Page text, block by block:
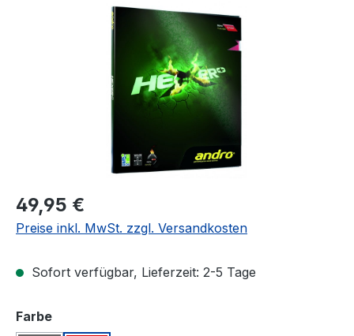
Regulärer Preis:
49,95 €
Preise inkl. MwSt. zzgl. Versandkosten
Sofort verfügbar, Lieferzeit: 2-5 Tage
Farbeauswählen